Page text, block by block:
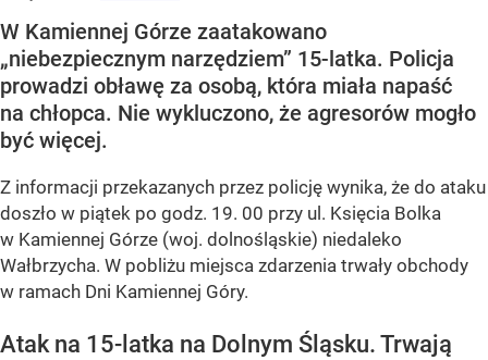
W Kamiennej Górze zaatakowano
„niebezpiecznym narzędziem” 15-latka. Policja
prowadzi obławę za osobą, która miała napaść
na chłopca. Nie wykluczono, że agresorów mogło
być więcej.
Z informacji przekazanych przez policję wynika, że do ataku
doszło w piątek po godz. 19. 00 przy ul. Księcia Bolka
w Kamiennej Górze (woj. dolnośląskie) niedaleko
Wałbrzycha. W pobliżu miejsca zdarzenia trwały obchody
w ramach Dni Kamiennej Góry.
Atak na 15-latka na Dolnym Śląsku. Trwają